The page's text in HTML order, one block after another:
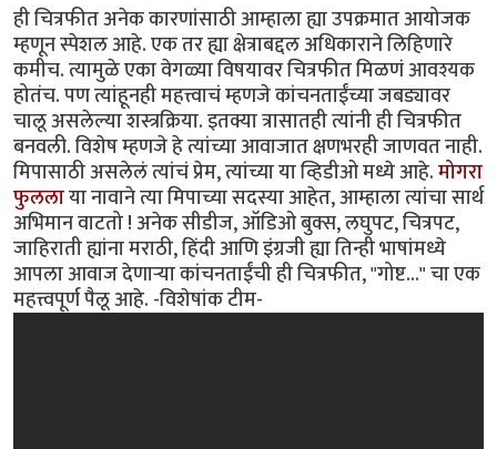
ही चित्रफीत अनेक कारणांसाठी आम्हाला ह्या उपक्रमात आयोजक
म्हणून स्पेशल आहे. एक तर ह्या क्षेत्राबद्दल अधिकाराने लिहिणारे
कमीच. त्यामुळे एका वेगळ्या विषयावर चित्रफीत मिळणं आवश्यक
होतंच. पण त्यांहूनही महत्त्वाचं म्हणजे कांचनताईंच्या जबड्यावर
चालू असलेल्या शस्त्रक्रिया. इतक्या त्रासातही त्यांनी ही चित्रफीत
बनवली. विशेष म्हणजे हे त्यांच्या आवाजात क्षणभरही जाणवत नाही.
मिपासाठी असलेलं त्यांचं प्रेम, त्यांच्या या व्हिडीओ मध्ये आहे.मोगरा
फुललाया नावाने त्या मिपाच्या सदस्या आहेत, आम्हाला त्यांचा सार्थ
अभिमान वाटतो ! अनेक सीडीज, ऑडिओ बुक्स, लघुपट, चित्रपट,
जाहिराती ह्यांना मराठी, हिंदी आणि इंग्रजी ह्या तिन्ही भाषांमध्ये
आपला आवाज देणार्‍या कांचनताईंची ही चित्रफीत, "गोष्ट..." चा एक
महत्त्वपूर्ण पैलू आहे. -विशेषांक टीम-